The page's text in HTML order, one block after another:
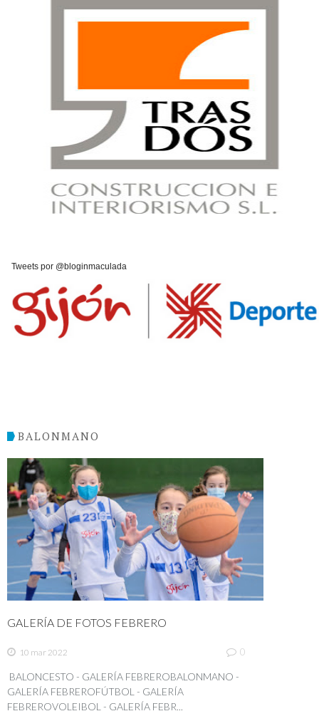
Tweets por @bloginmaculada
BALONMANO
GALERÍA DE FOTOS FEBRERO
10 mar 2022 0
BALONCESTO - GALERÍA FEBREROBALONMANO -
GALERÍA FEBREROFÚTBOL - GALERÍA
FEBREROVOLEIBOL - GALERÍA FEBR...